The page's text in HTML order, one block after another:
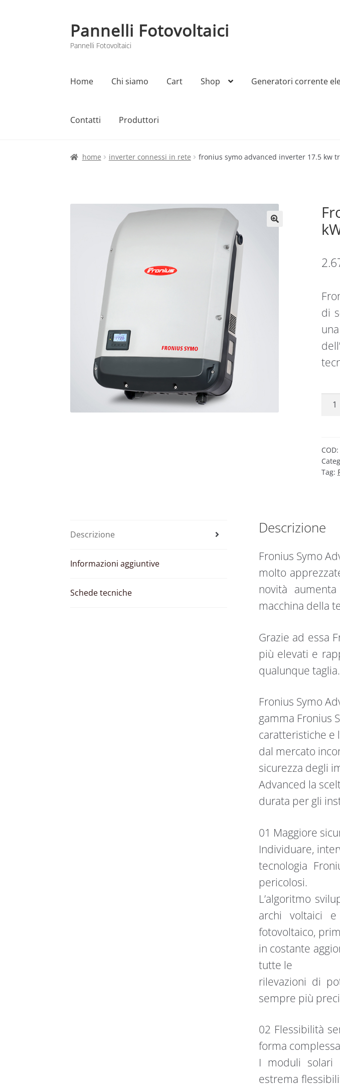
Vai
alla
navigazione
Vai
al
contenuto
Pannelli Fotovoltaici
Pannelli Fotovoltaici
Home Chi siamo Cart Shop Generatori corrente
Contatti Produttori
Home Cart Checkout Chi siamo Contatti My account Produttori Sample
home inverter connessi in rete fronius symo advanced inverter 17.5 kw
di
17.5
kW
3-
COD:
Tag:
Descrizione
Informazioni aggiuntive
Schede tecniche
Descrizione
Fronius Symo
molto
novità
macchina della
Grazie ad essa
più elevati e
qualunque taglia.
Fronius Symo
gamma Fronius
caratteristiche e
dal mercato
sicurezza degli
Advanced la
durata per gli
01 Maggiore
Individuare,
tecnologia
pericolosi.
L’algoritmo
archi voltaici e
fotovoltaico,
in costante
tutte le
rilevazioni di
sempre più
02 Flessibilità
forma
I moduli solari
estrema